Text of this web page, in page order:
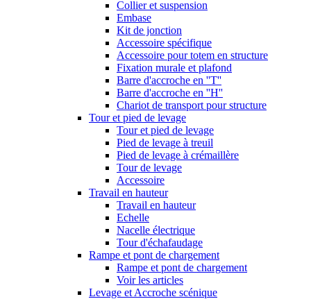
Collier et suspension
Embase
Kit de jonction
Accessoire spécifique
Accessoire pour totem en structure
Fixation murale et plafond
Barre d'accroche en ''T''
Barre d'accroche en ''H''
Chariot de transport pour structure
Tour et pied de levage
Tour et pied de levage
Pied de levage à treuil
Pied de levage à crémaillère
Tour de levage
Accessoire
Travail en hauteur
Travail en hauteur
Echelle
Nacelle électrique
Tour d'échafaudage
Rampe et pont de chargement
Rampe et pont de chargement
Voir les articles
Levage et Accroche scénique